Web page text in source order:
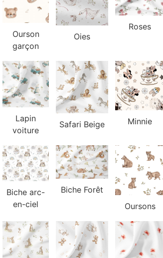
Ourson
garçon
Oies
Roses
Lapin
voiture
Safari Beige Minnie
Biche arc-
en-ciel
Biche Forêt
Oursons